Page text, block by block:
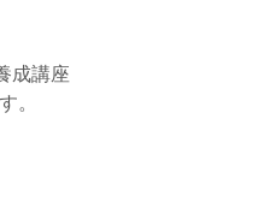
成講座
。